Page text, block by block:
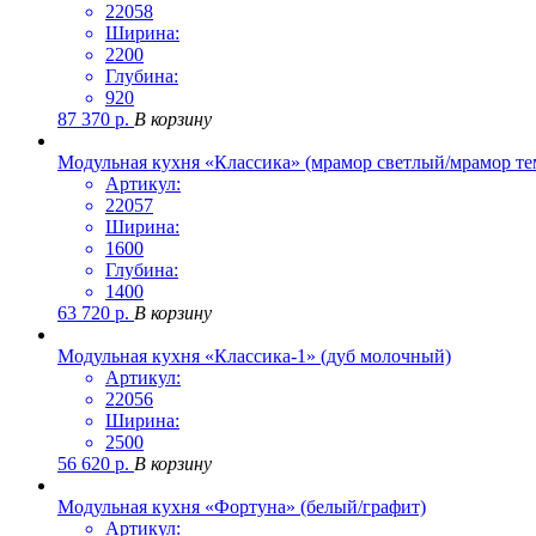
22058
Ширина:
2200
Глубина:
920
87 370 р. В корзину
Модульная кухня «Классика» (мрамор светлый/мрамор
Артикул:
22057
Ширина:
1600
Глубина:
1400
63 720 р. В корзину
Модульная кухня «Классика-1» (дуб молочный)
Артикул:
22056
Ширина:
2500
56 620 р. В корзину
Модульная кухня «Фортуна» (белый/графит)
Артикул: